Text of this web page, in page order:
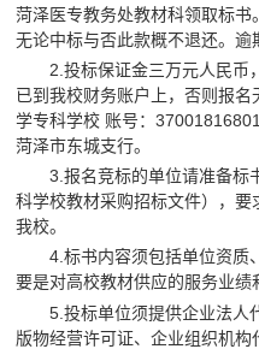
菏泽医专教务处教材科领取标书
无论中标与否此款概不退还。逾
2.投标保证金三万元人民币
已到我校财务账户上，否则报
学专科学校 账号：
菏泽市东城支行。
3.报名竞标的单位请准备标
科学校教材采购招标文件），
我校。
4.标书内容须包括单位资质
要是对高校教材供应的服务业绩
5.投标单位须提供企业法人
版物经营许可证、企业组织机构